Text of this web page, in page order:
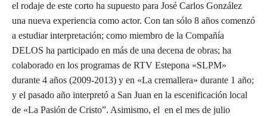
el rodaje de este corto ha supuesto para José Carlos González
una nueva experiencia como actor. Con tan sólo 8 años comenzó
a estudiar interpretación; como miembro de la Compañía
DELOS ha participado en más de una decena de obras; ha
colaborado en los programas de RTV Estepona «SLPM»
durante 4 años (2009-2013) y en «La cremallera» durante 1 año;
y el pasado año interpretó a San Juan en la escenificación local
de «La Pasión de Cristo”. Asimismo, el en el mes de julio